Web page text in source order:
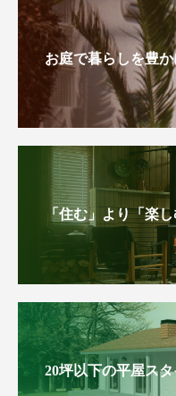
お庭で暮らしを豊か
「住む」より「楽し
20坪以下の平屋ス